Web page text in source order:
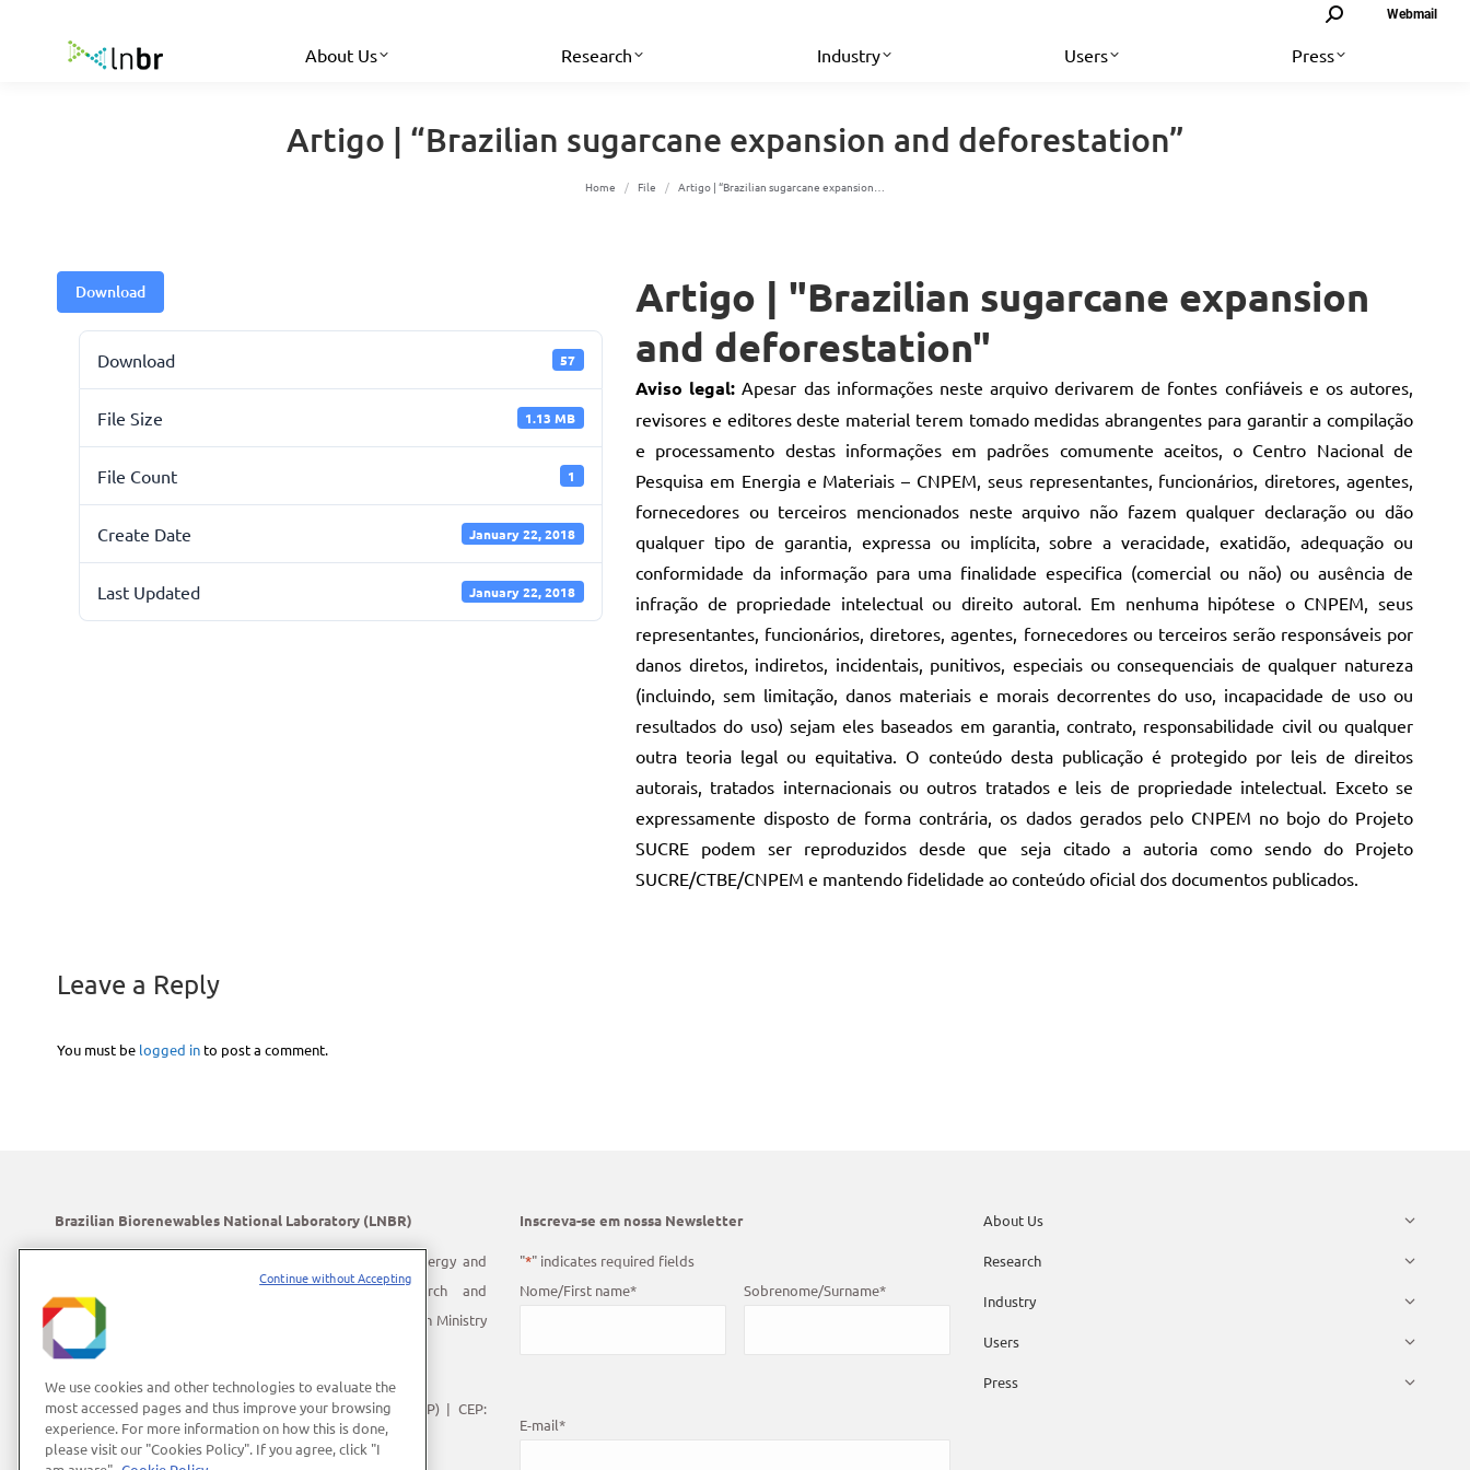
Search: Webmail
About Us Research Industry Users Press
Artigo | “Brazilian sugarcane expansion and deforestation”
You are here:
Home File Artigo | “Brazilian sugarcane expansion…
Download
Download 57
File Size 1.13 MB
File Count 1
Create Date January 22, 2018
Last Updated January 22, 2018
Artigo | "Brazilian sugarcane expansion
and deforestation"
Aviso legal:Apesar das informações neste arquivo derivarem de fontes confiáveis e os autores,
revisores e editores deste material terem tomado medidas abrangentes para garantir a compilação
e processamento destas informações em padrões comumente aceitos, o Centro Nacional de
Pesquisa em Energia e Materiais – CNPEM, seus representantes, funcionários, diretores, agentes,
fornecedores ou terceiros mencionados neste arquivo não fazem qualquer declaração ou dão
qualquer tipo de garantia, expressa ou implícita, sobre a veracidade, exatidão, adequação ou
conformidade da informação para uma finalidade especifica (comercial ou não) ou ausência de
infração de propriedade intelectual ou direito autoral. Em nenhuma hipótese o CNPEM, seus
representantes, funcionários, diretores, agentes, fornecedores ou terceiros serão responsáveis por
danos diretos, indiretos, incidentais, punitivos, especiais ou consequenciais de qualquer natureza
(incluindo, sem limitação, danos materiais e morais decorrentes do uso, incapacidade de uso ou
resultados do uso) sejam eles baseados em garantia, contrato, responsabilidade civil ou qualquer
outra teoria legal ou equitativa. O conteúdo desta publicação é protegido por leis de direitos
autorais, tratados internacionais ou outros tratados e leis de propriedade intelectual. Exceto se
expressamente disposto de forma contrária, os dados gerados pelo CNPEM no bojo do Projeto
SUCRE podem ser reproduzidos desde que seja citado a autoria como sendo do Projeto
SUCRE/CTBE/CNPEM e mantendo fidelidade ao conteúdo oficial dos documentos publicados.
Leave a Reply
You must be logged in to post a comment.
Brazilian Biorenewables National Laboratory (LNBR)
LNBR is part of the Brazilian Center for Research in Energy and
Materials (CNPEM) – a private, non-profit, research and
development institution under supervision of the Brazilian Ministry
of Science, Technology and Innovation (MCTI).
Address:
Giuseppe Máximo Scolfaro, 10.000
Polo II de Alta Tecnologia de Campinas | Campinas (SP) | CEP:
13083-100
Inscreva-se em nossa Newsletter
"*" indicates required fields
Nome/First name* Sobrenome/Surname*
E-mail*
About Us
Research
Industry
Users
Press
We use cookies and other technologies to evaluate the
most accessed pages and thus improve your browsing
experience. For more information on how this is done,
please visit our "Cookies Policy". If you agree, click "I
Continue without Accepting